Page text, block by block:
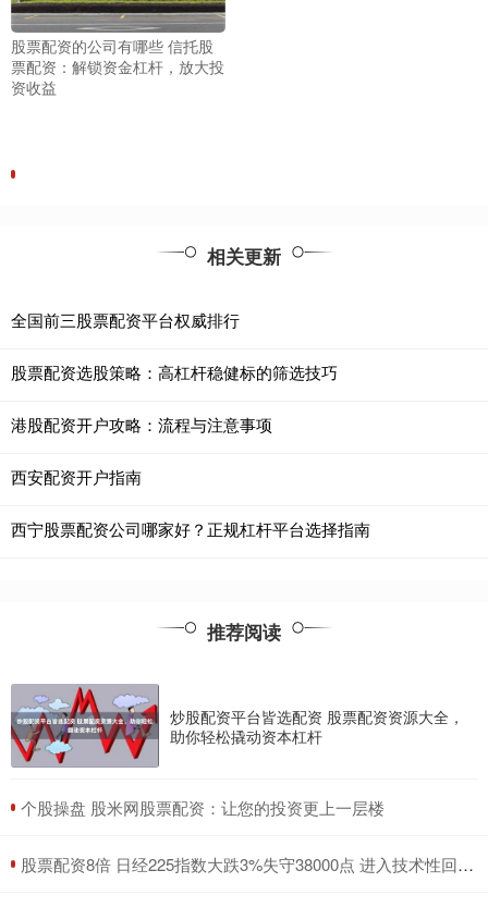
股票配资的公司有哪些 信托股
票配资：解锁资金杠杆，放大投
资收益
相关更新
全国前三股票配资平台权威排行
股票配资选股策略：高杠杆稳健标的筛选技巧
港股配资开户攻略：流程与注意事项
西安配资开户指南
西宁股票配资公司哪家好？正规杠杆平台选择指南
推荐阅读
炒股配资平台皆选配资 股票配资资源大全，
助你轻松撬动资本杠杆
​个股操盘 股米网股票配资：让您的投资更上一层楼
​股票配资8倍 日经225指数大跌3%失守38000点 进入技术性回调区间